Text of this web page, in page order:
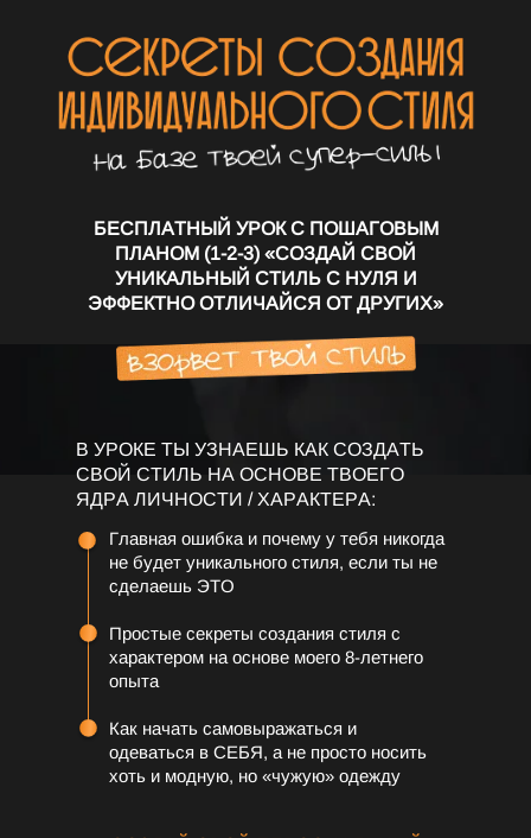
Главная ошибка и почему у тебя никогда
не будет уникального стиля, если ты не
сделаешь ЭТО
Простые секреты создания стиля с
характером на основе моего 8-летнего
опыта
Как начать самовыражаться и
одеваться в СЕБЯ, а не просто носить
хоть и модную, но «чужую» одежду
В УРОКЕ ТЫ УЗНАЕШЬ КАК СОЗДАТЬ
СВОЙ СТИЛЬ НА ОСНОВЕ ТВОЕГО
ЯДРА ЛИЧНОСТИ / ХАРАКТЕРА:
БЕСПЛАТНЫЙ УРОК С ПОШАГОВЫМ
ПЛАНОМ (1-2-3) «СОЗДАЙ СВОЙ
УНИКАЛЬНЫЙ СТИЛЬ С НУЛЯ И
ЭФФЕКТНО ОТЛИЧАЙСЯ ОТ ДРУГИХ»